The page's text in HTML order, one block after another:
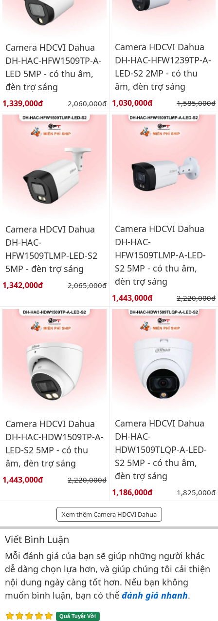
Camera HDCVI Dahua
DH-HAC-HFW1509TP-A-
LED 5MP - có thu âm,
đèn trợ sáng
Giá bán:
1,339,000đ Giá gốc:
2,060,000đ
Camera HDCVI Dahua
DH-HAC-HFW1239TP-A-
LED-S2 2MP - có thu
âm, đèn trợ sáng
Giá bán:
1,030,000đ Giá gốc:
1,585,000đ
Camera HDCVI Dahua
DH-HAC-
HFW1509TLMP-LED-S2
5MP - đèn trợ sáng
Giá bán:
1,342,000đ Giá gốc:
2,065,000đ
Camera HDCVI Dahua
DH-HAC-
HFW1509TLMP-A-LED-
S2 5MP - có thu âm,
đèn trợ sáng
Giá bán:
1,443,000đ Giá gốc:
2,220,000đ
Camera HDCVI Dahua
DH-HAC-HDW1509TP-A-
LED-S2 5MP - có thu
âm, đèn trợ sáng
Giá bán:
1,443,000đ Giá gốc:
2,220,000đ
Camera HDCVI Dahua
DH-HAC-
HDW1509TLQP-A-LED-
S2 5MP - có thu âm,
đèn trợ sáng
Giá bán:
1,186,000đ Giá gốc:
1,825,000đ
Xem thêm Camera HDCVI Dahua
Bình luận & Đánh giá
Viết Bình Luận
Mỗi đánh giá của bạn sẽ giúp những người khác
dễ dàng chọn lựa hơn, và giúp chúng tôi cải thiện
nội dung ngày càng tốt hơn. Nếu bạn không
muốn bình luận, bạn có thể đánh giá nhanh.
Quá Tuyệt Vời